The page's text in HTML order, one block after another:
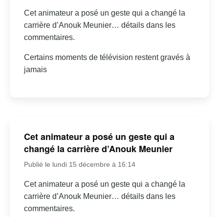
Cet animateur a posé un geste qui a changé la
carrière d’Anouk Meunier… détails dans les
commentaires.
Certains moments de télévision restent gravés à
jamais
Cet animateur a posé un geste qui a
changé la carrière d’Anouk Meunier
Publié le lundi 15 décembre à 16:14
Cet animateur a posé un geste qui a changé la
carrière d’Anouk Meunier… détails dans les
commentaires.